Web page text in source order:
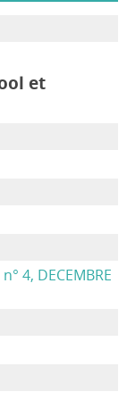
et
4, DECEMBRE